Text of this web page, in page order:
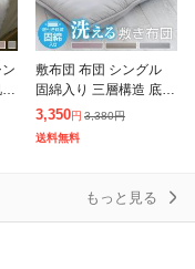
敷布団 布団 シングル
固綿入り 三層構造 底付
き低減 洗える 抗菌 防
臭 防カビ 合繊 敷き布
3,350円 3,380円
送料無料
もっと見る